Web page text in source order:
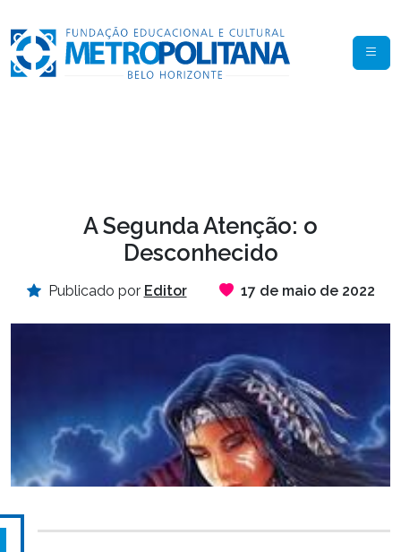
A Segunda Atenção: o
Desconhecido
Publicado por Editor 17 de maio de 2022